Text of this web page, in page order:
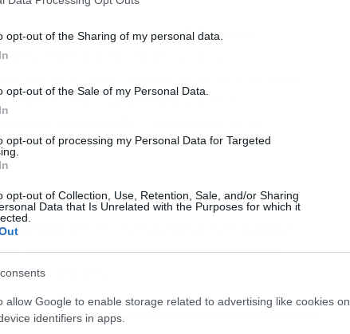
opt-out of the Sharing of my personal data.
opt-out of the Sale of my Personal Data.
opt-out of processing my Personal Data for Targeted
opt-out of Collection, Use, Retention, Sale, and/or Sharing
Data that Is Unrelated with the Purposes for which it
allow Google to enable storage related to advertising like cookies on
identifiers in apps.
την κατηγορία «AP and AR
στον ΟΠΑΠ για τις
που πραγματοποιεί η ομάδα
– και ειδικότερα για την
εισαγωγής τιμολογίων στο
το Bronze βραβείο στην κατηγορία
αφορούσε τη συνεργασία των ομάδων
επιτυχημένη αυτοματοποίηση της
κέρδους.